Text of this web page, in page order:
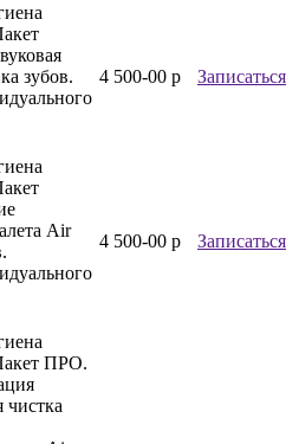
зубов.
4 500-00 р Записаться
Air
4 500-00 р Записаться
ПРО.
чистка